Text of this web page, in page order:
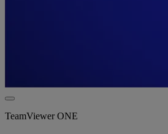
TeamViewer ONE